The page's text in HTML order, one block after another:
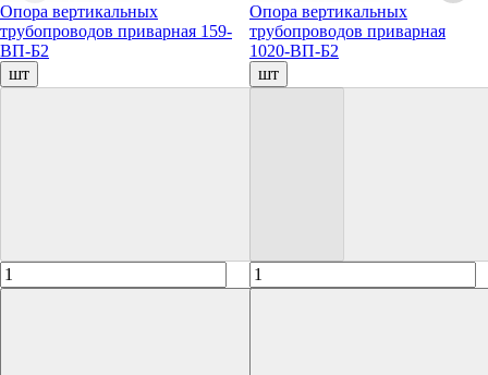
Опора вертикальных
трубопроводов приварная 159-
ВП-Б2
шт
Опора вертикальных
трубопроводов приварная
1020-ВП-Б2
шт